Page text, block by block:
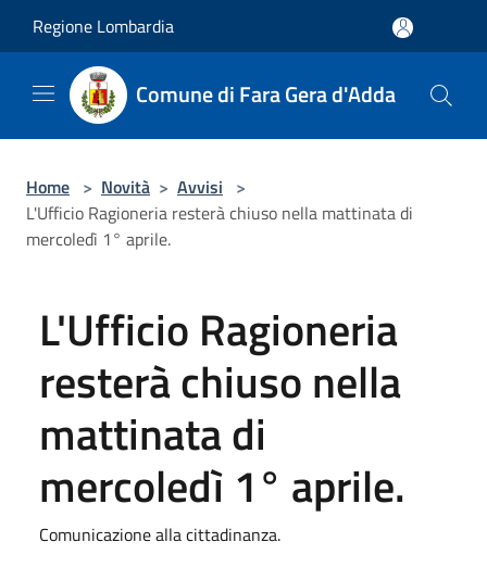
Regione Lombardia
Comune di Fara Gera d'Adda
Home > Novità > Avvisi >
L'Ufficio Ragioneria resterà chiuso nella mattinata di
mercoledì 1° aprile.
L'Ufficio Ragioneria
resterà chiuso nella
mattinata di
mercoledì 1° aprile.
Comunicazione alla cittadinanza.